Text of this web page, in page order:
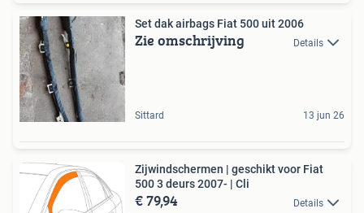
Set dak airbags Fiat 500 uit 2006
Zie omschrijving Details
Sittard 13 jun 26
Zijwindschermen | geschikt voor Fiat
500 3 deurs 2007- | Cli
€ 79,94 Details